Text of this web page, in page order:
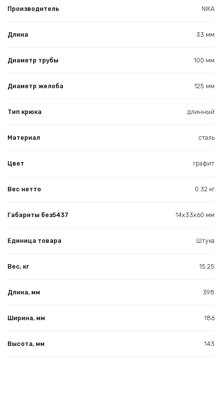
Производитель NIKA
Длина 33 мм
Диаметр трубы 100 мм
Диаметр желоба 125 мм
Тип крюка длинный
Материал сталь
Цвет графит
Вес нетто 0.32 кг
Габариты без5437 14х33х60 мм
Единица товара Штука
Вес, кг 15.25
Длина, мм 398
Ширина, мм 186
Высота, мм 143